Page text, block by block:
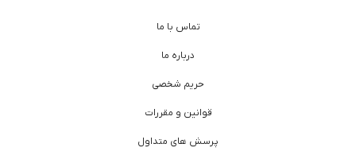
تماس با ما
درباره ما
حریم شخصی
قوانین و مقررات
پرسش های متداول